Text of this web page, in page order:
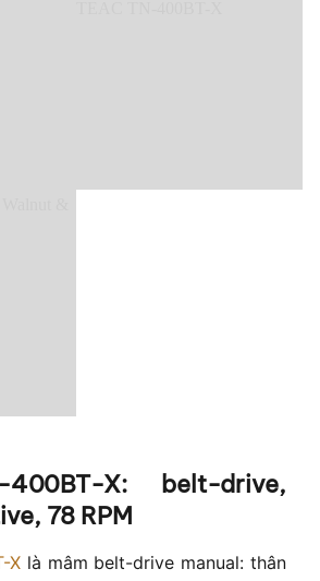
400BT-X: belt-drive,
78 RPM
Xlà mâm belt-drive manual: thân